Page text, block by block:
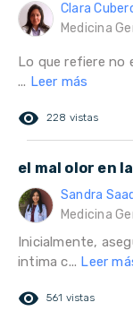
Clara
Medicina
Lo que refiere no
... Leer más
remove_red_eye 228 vistas
el mal olor en
Sandra
Medicina
Inicialmente,
intima c... Leer
remove_red_eye 561 vistas